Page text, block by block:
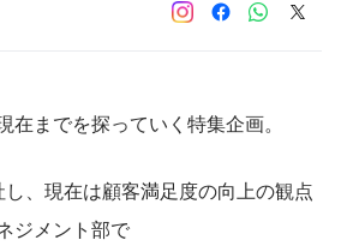
在までを探っていく特集企画。
、現在は顧客満足度の向上の観点
ジメント部で